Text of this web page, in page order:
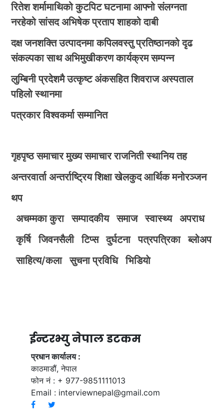
रितेश शर्मामाथिको कुटपिट घटनामा आफ्नो संलग्नता
नरहेको सांसद अभिषेक प्रताप शाहको दाबी
दक्ष जनशक्ति उत्पादनमा कपिलवस्तु प्रतिष्ठानको दृढ
संकल्पका साथ अभिमुखीकरण कार्यक्रम सम्पन्न
लुम्बिनी प्रदेशमै उत्कृष्ट अंकसहित शिवराज अस्पताल
पहिलो स्थानमा
पत्रकार विश्वकर्मा सम्मानित
गृहपृष्ठ समाचार मुख्य समाचार राजनिती स्थानिय तह
अन्तरवार्ता अन्तर्राष्ट्रिय शिक्षा खेलकुद आर्थिक मनोरञ्जन
थप
अचम्मका कुरा
सम्पादकीय समाज स्वास्थ्य
अपराध
कृर्षि
जिवनसैली टिप्स दुर्घटना पत्रपत्रिका
ब्लोअप
साहित्य/कला
सुचना प्रविधि भिडियाे
ईन्टरभ्यु नेपाल डटकम
प्रधान कार्यालय :
काठमाडौं, नेपाल
फोन नं : + 977-9851111013
Email : interviewnepal@gmail.com